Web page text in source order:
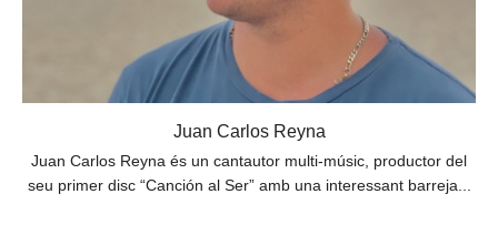
Juan Carlos Reyna
Juan Carlos Reyna és un cantautor multi-músic, productor del
seu primer disc “Canción al Ser” amb una interessant barreja...